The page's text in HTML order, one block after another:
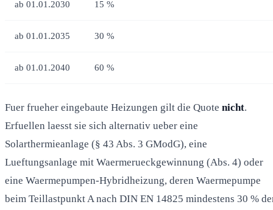
ab 01.01.2030 15 %
ab 01.01.2035 30 %
ab 01.01.2040 60 %
Fuer frueher eingebaute Heizungen gilt die Quote nicht.
Erfuellen laesst sie sich alternativ ueber eine
Solarthermieanlage (§ 43 Abs. 3 GModG), eine
Lueftungsanlage mit Waermerueckgewinnung (Abs. 4) oder
eine Waermepumpen-Hybridheizung, deren Waermepumpe
beim Teillastpunkt A nach DIN EN 14825 mindestens 30 %